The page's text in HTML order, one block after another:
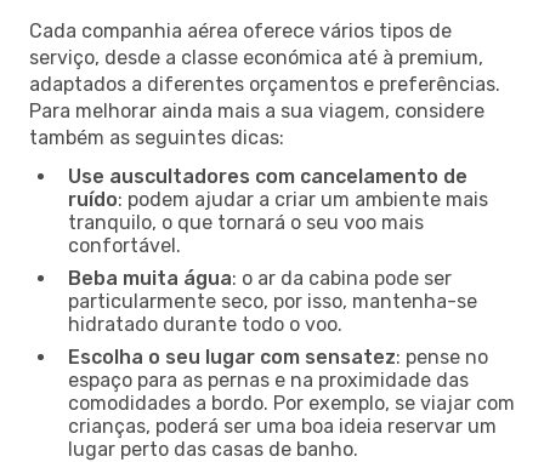
Cada companhia aérea oferece vários tipos de
serviço, desde a classe económica até à premium,
adaptados a diferentes orçamentos e preferências.
Para melhorar ainda mais a sua viagem, considere
também as seguintes dicas:
Use auscultadores com cancelamento de
ruído: podem ajudar a criar um ambiente mais
tranquilo, o que tornará o seu voo mais
confortável.
Beba muita água: o ar da cabina pode ser
particularmente seco, por isso, mantenha-se
hidratado durante todo o voo.
Escolha o seu lugar com sensatez: pense no
espaço para as pernas e na proximidade das
comodidades a bordo. Por exemplo, se viajar com
crianças, poderá ser uma boa ideia reservar um
lugar perto das casas de banho.